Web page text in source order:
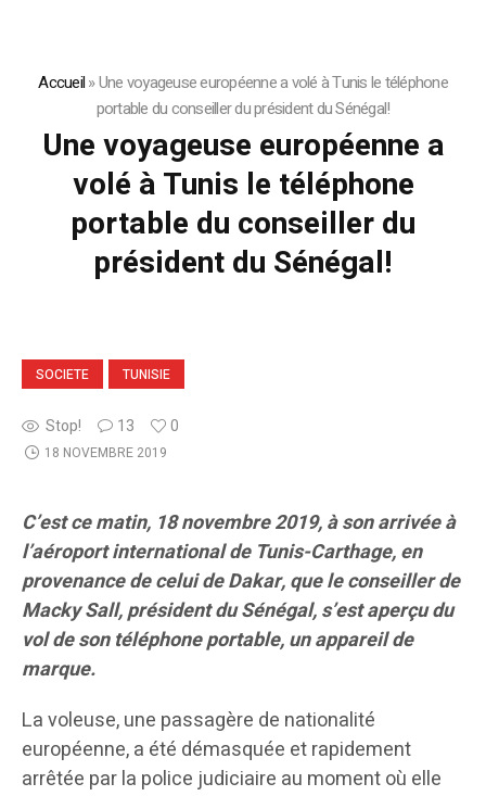
Accueil»Une voyageuse européenne a volé à Tunis le téléphone
portable du conseiller du président du Sénégal!
Une voyageuse européenne a
volé à Tunis le téléphone
portable du conseiller du
président du Sénégal!
SOCIETE TUNISIE
Stop! 13 0
18 NOVEMBRE 2019
C’est ce matin, 18 novembre 2019, à son arrivée à
l’aéroport international de Tunis-Carthage, en
provenance de celui de Dakar,que le conseiller de
Macky Sall, président du Sénégal, s’est aperçu du
vol de son téléphone portable,un appareil de
marque.
La voleuse, une passagère de nationalité
européenne, a été démasquée et rapidement
arrêtée par la police judiciaire au moment où elle